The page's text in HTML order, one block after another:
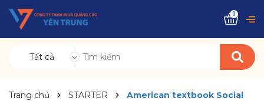
Tất cả
0
Trang chủ STARTER
American textbook Social